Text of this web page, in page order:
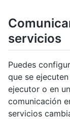
servicios
Puedes
que se
ejecutor o en
comunicación
servicios